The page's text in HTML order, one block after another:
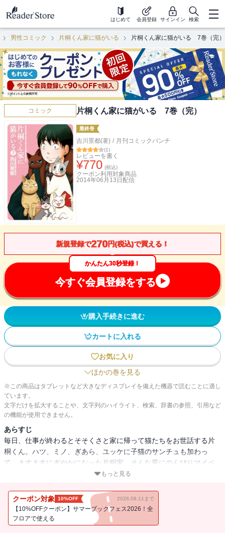
はじめて 会員登録 サインイン 検索
男性コミック 片桐くん家に猫がいる 片桐くん家に猫がいる 7巻（完）
コミック 片桐くん家に猫がいる 7巻（完）
最終巻
吉川景都(著) / 月刊コミックバンチ
(1)
レビューを書く
¥770 (税込)
クーポン利用対象商品
2014年06月13日 配信
新規登録で270円(税込)で買える！
かんたん30秒登録！
今すぐ会員登録をする
購入手続きに進む
カートに入れる
お気に入り
ほかの巻を見る
※この商品はタブレットなど大きなディスプレイを備えた機器で読むことに適し
ています。
文字だけを拡大することや、文字列のハイライト、検索、辞書の参照、引用など
の機能が使用できません。
あらすじ
毎日、仕事が終わるとそそくさと家に帰って猫たちをお世話する片
桐くん。ハツ、ミノ、ぎあら、ユッケに子猫のサンチュも加わっ
て、ますますにぎやかになった片桐家。そんな風にのんびりマイペ
ースな猫男子生活を送っていた彼も結婚を意識する年頃になっ
気猫ブログ「こはる日和．」と片桐くんのスペシャルコラボ漫画と
描き下ろし漫画も収録！
もっと見る
クーポン対象 10%OFF 2026.08.11まで
【10%OFFクーポン】サマーブックフェス2026！全
フロアで使える